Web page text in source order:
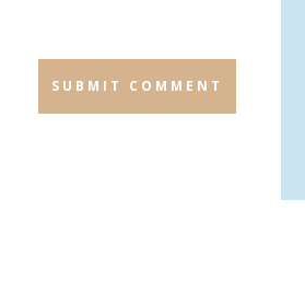
SUBMIT COMMENT